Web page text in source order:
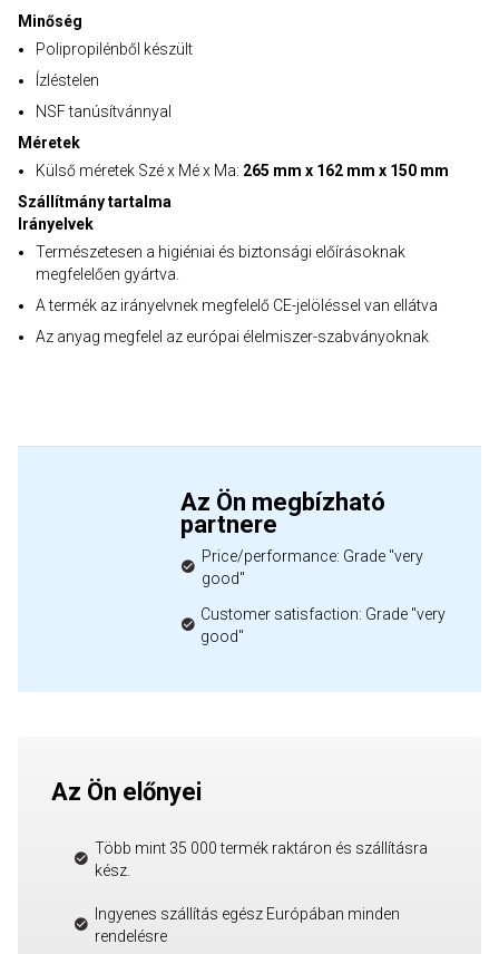
Minőség
Polipropilénből készült
Ízléstelen
NSF tanúsítvánnyal
Méretek
Külső méretek Szé x Mé x Ma: 265 mm x 162 mm x 150 mm
Szállítmány tartalma
Irányelvek
Természetesen a higiéniai és biztonsági előírásoknak
megfelelően gyártva.
A termék az irányelvnek megfelelő CE-jelöléssel van ellátva
Az anyag megfelel az európai élelmiszer-szabványoknak
Az Ön megbízható
partnere
Price/performance: Grade "very
good"
Customer satisfaction: Grade "very
good"
Az Ön előnyei
Több mint 35 000 termék raktáron és szállításra
kész.
Ingyenes szállítás egész Európában minden
rendelésre